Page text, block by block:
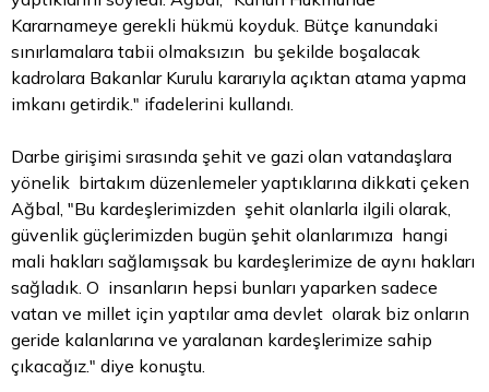
Kararnameye gerekli hükmü koyduk. Bütçe kanundaki
sınırlamalara tabii olmaksızın bu şekilde boşalacak
kadrolara Bakanlar Kurulu kararıyla açıktan atama yapma
imkanı getirdik." ifadelerini kullandı.
Darbe girişimi sırasında şehit ve gazi olan vatandaşlara
yönelik birtakım düzenlemeler yaptıklarına dikkati çeken
Ağbal, "Bu kardeşlerimizden şehit olanlarla ilgili olarak,
güvenlik güçlerimizden bugün şehit olanlarımıza hangi
mali hakları sağlamışsak bu kardeşlerimize de aynı hakları
sağladık. O insanların hepsi bunları yaparken sadece
vatan ve millet için yaptılar ama devlet olarak biz onların
geride kalanlarına ve yaralanan kardeşlerimize sahip
çıkacağız." diye konuştu.